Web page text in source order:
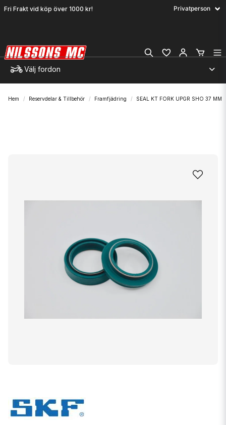
Fri Frakt vid köp över 1000 kr!
Välj fordon
Hem Reservdelar & Tillbehör Framfjädring SEAL KT FORK UPGR SHO 37 MM